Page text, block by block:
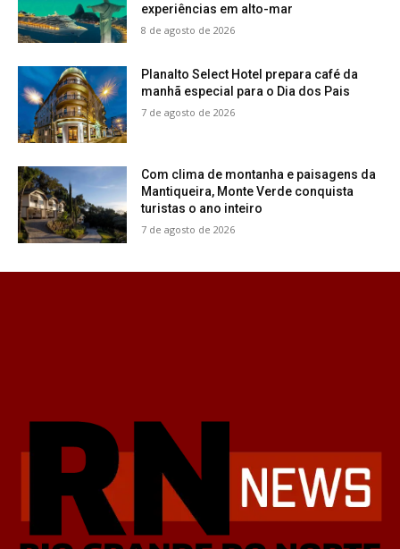
experiências em alto-mar
8 de agosto de 2026
Planalto Select Hotel prepara café da
manhã especial para o Dia dos Pais
7 de agosto de 2026
Com clima de montanha e paisagens da
Mantiqueira, Monte Verde conquista
turistas o ano inteiro
7 de agosto de 2026